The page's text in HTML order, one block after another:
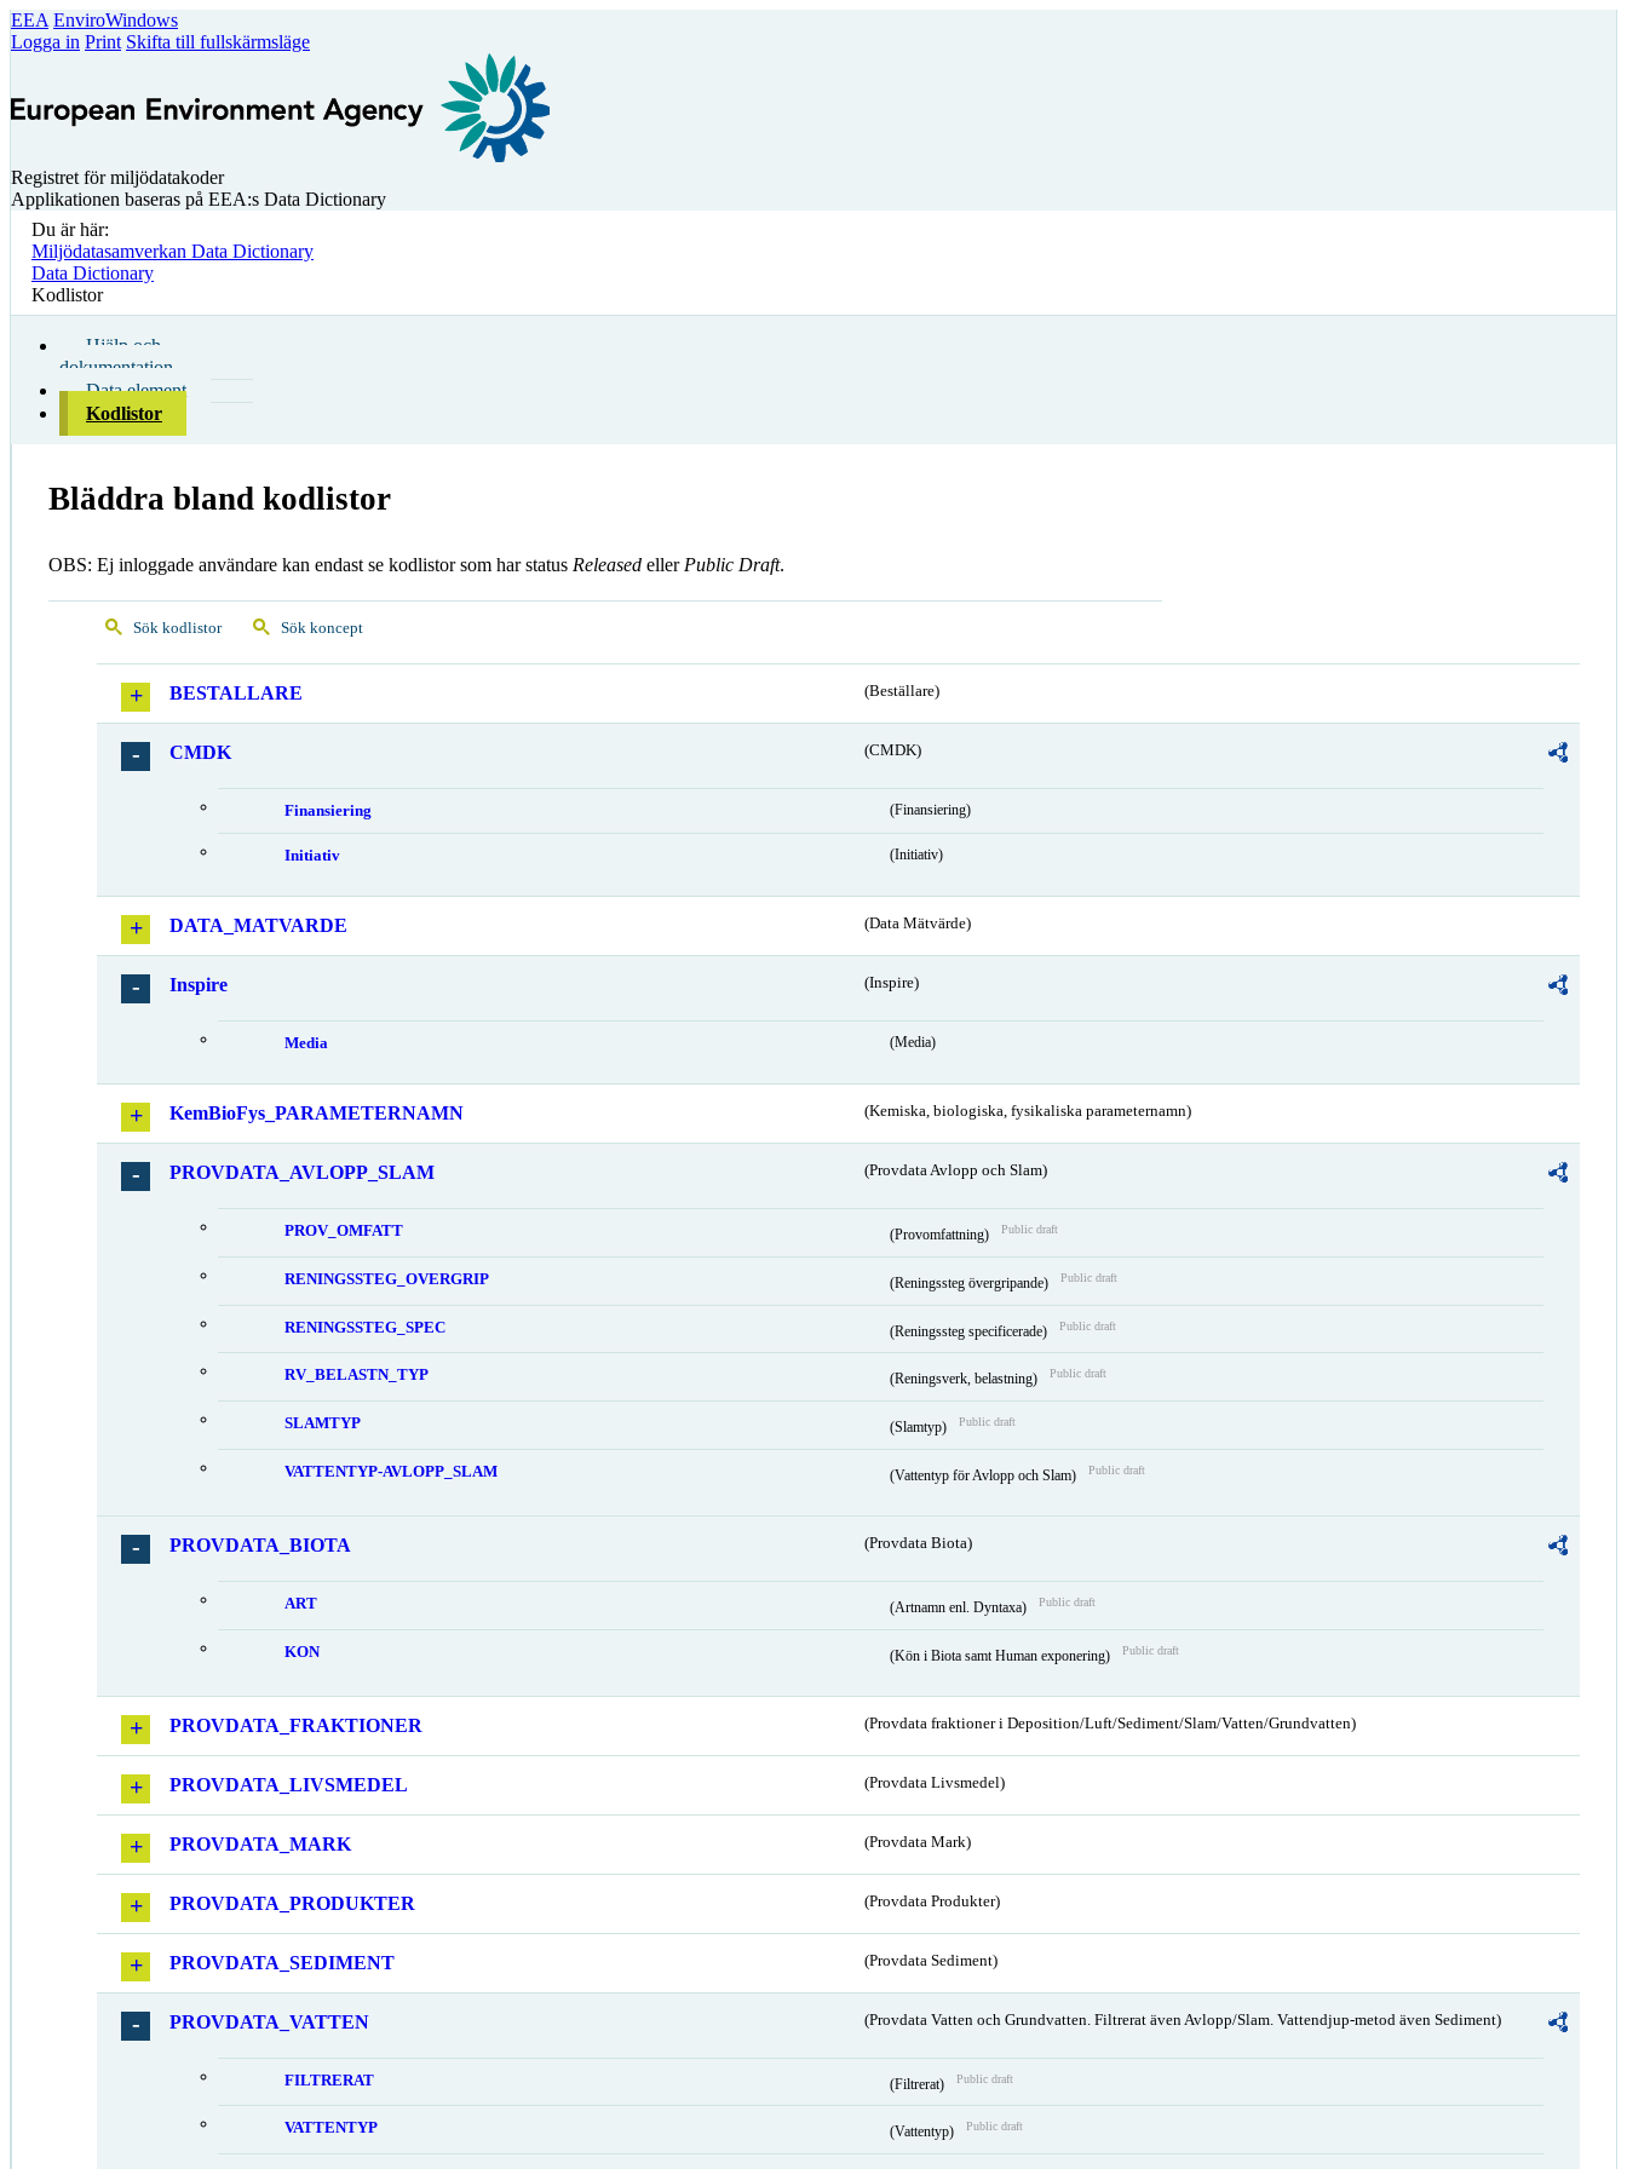
EEA EnviroWindows
Logga in Print Skifta till fullskärmsläge
Registret för miljödatakoder
Applikationen baseras på EEA:s Data Dictionary
Du är här:
Miljödatasamverkan Data Dictionary
Data Dictionary
Kodlistor
Hjälp och
dokumentation
Data element
Kodlistor
Bläddra bland kodlistor
OBS: Ej inloggade användare kan endast se kodlistor som har status Released eller Public Draft.
Sök kodlistor Sök koncept
BESTALLARE (Beställare)
CMDK (CMDK)
Finansiering (Finansiering)
Initiativ (Initiativ)
DATA_MATVARDE (Data Mätvärde)
Inspire (Inspire)
Media (Media)
KemBioFys_PARAMETERNAMN (Kemiska, biologiska, fysikaliska parameternamn)
PROVDATA_AVLOPP_SLAM (Provdata Avlopp och Slam)
PROV_OMFATT (Provomfattning) Public draft
RENINGSSTEG_OVERGRIP (Reningssteg övergripande) Public draft
RENINGSSTEG_SPEC (Reningssteg specificerade) Public draft
RV_BELASTN_TYP (Reningsverk, belastning) Public draft
SLAMTYP (Slamtyp) Public draft
VATTENTYP-AVLOPP_SLAM (Vattentyp för Avlopp och Slam) Public draft
PROVDATA_BIOTA (Provdata Biota)
ART (Artnamn enl. Dyntaxa) Public draft
KON (Kön i Biota samt Human exponering) Public draft
PROVDATA_FRAKTIONER (Provdata fraktioner i Deposition/Luft/Sediment/Slam/Vatten/Grundvatten)
PROVDATA_LIVSMEDEL (Provdata Livsmedel)
PROVDATA_MARK (Provdata Mark)
PROVDATA_PRODUKTER (Provdata Produkter)
PROVDATA_SEDIMENT (Provdata Sediment)
PROVDATA_VATTEN (Provdata Vatten och Grundvatten. Filtrerat även Avlopp/Slam. Vattendjup-metod även Sediment)
FILTRERAT (Filtrerat) Public draft
VATTENTYP (Vattentyp) Public draft